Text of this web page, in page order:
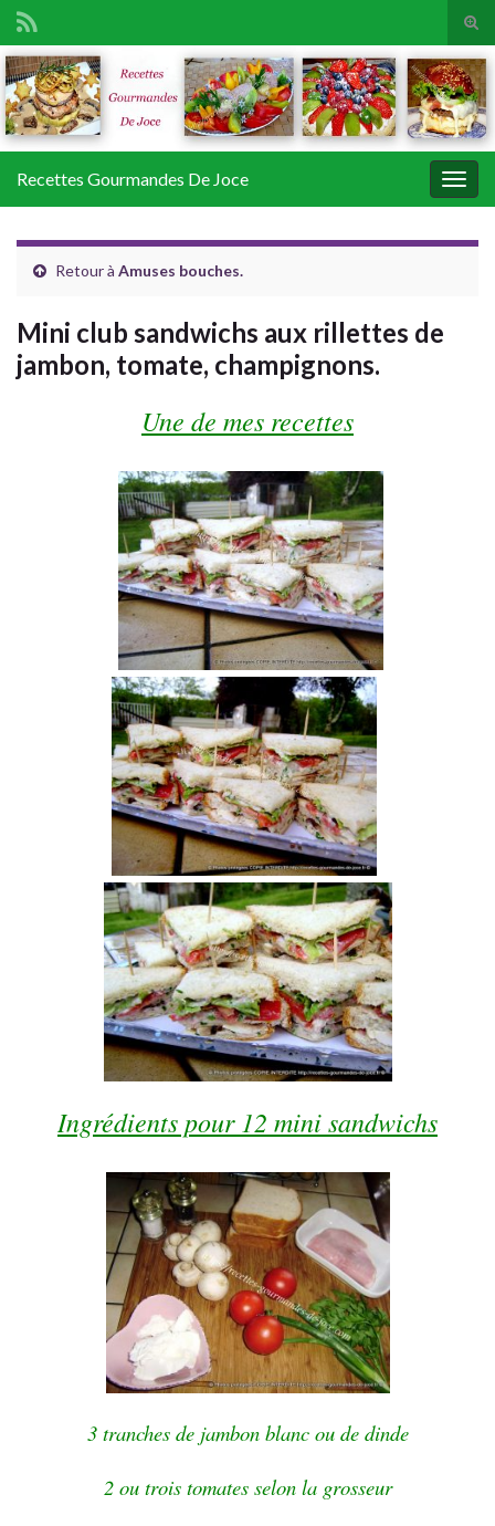
Search for:
Recettes Gourmandes De Joce
Retour à Amuses bouches.
Mini club sandwichs aux rillettes de
jambon, tomate, champignons.
Une de mes recettes
Ingrédients pour 12 mini sandwichs
3 tranches de jambon blanc ou de dinde
2 ou trois tomates selon la grosseur